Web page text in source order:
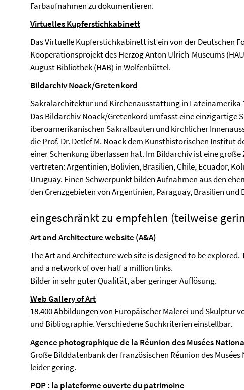
Farbaufnahmen zu dokumentieren.
Virtuelles Kupferstichkabinett
Das Virtuelle Kupferstichkabinett ist ein von der Deutschen
Kooperationsprojekt des Herzog Anton Ulrich-Museums
August Bibliothek (HAB) in Wolfenbüttel.
Bildarchiv Noack/Gretenkord
Sakralarchitektur und Kirchenausstattung in Lateinamerika
Das Bildarchiv Noack/Gretenkord umfasst eine einzigartige
iberoamerikanischen Sakralbauten und kirchlicher
die Prof. Dr. Detlef M. Noack dem Kunsthistorischen Institut
einer Schenkung überlassen hat. Im Bildarchiv ist eine
vertreten: Argentinien, Bolivien, Brasilien, Chile, Ecuador,
Uruguay. Einen Schwerpunkt bilden Aufnahmen aus den
den Grenzgebieten von Argentinien, Paraguay, Brasilien und
eingeschränkt zu empfehlen (teilweise
Art and Architecture website (A&A)
The Art and Architecture web site is designed to be explored.
and a network of over half a million links.
Bilder in sehr guter Qualität, aber geringer Auflösung.
Web Gallery of Art
18.400 Abbildungen von Europäischer Malerei und Skulptur
und Bibliographie. Verschiedene Suchkriterien einstellbar.
Agence photographique de la Réunion des Musées
Große Bilddatenbank der französischen Réunion des
leider gering.
POP : la plateforme ouverte du patrimoine